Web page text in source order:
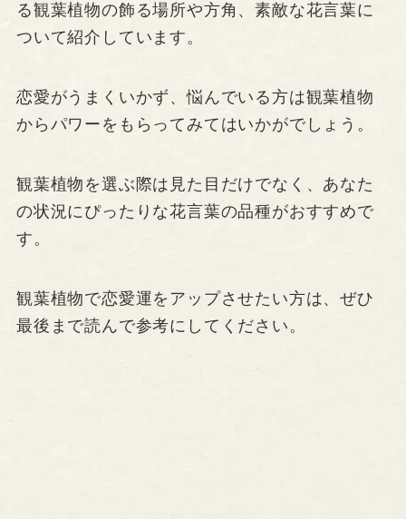
る観葉植物の飾る場所や方角、素敵な花言葉に
ついて紹介しています。
恋愛がうまくいかず、悩んでいる方は観葉植物
からパワーをもらってみてはいかがでしょう。
観葉植物を選ぶ際は見た目だけでなく、あなた
の状況にぴったりな花言葉の品種がおすすめで
す。
観葉植物で恋愛運をアップさせたい方は、ぜひ
最後まで読んで参考にしてください。